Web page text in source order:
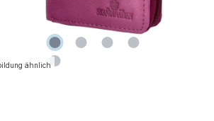
ähnlich